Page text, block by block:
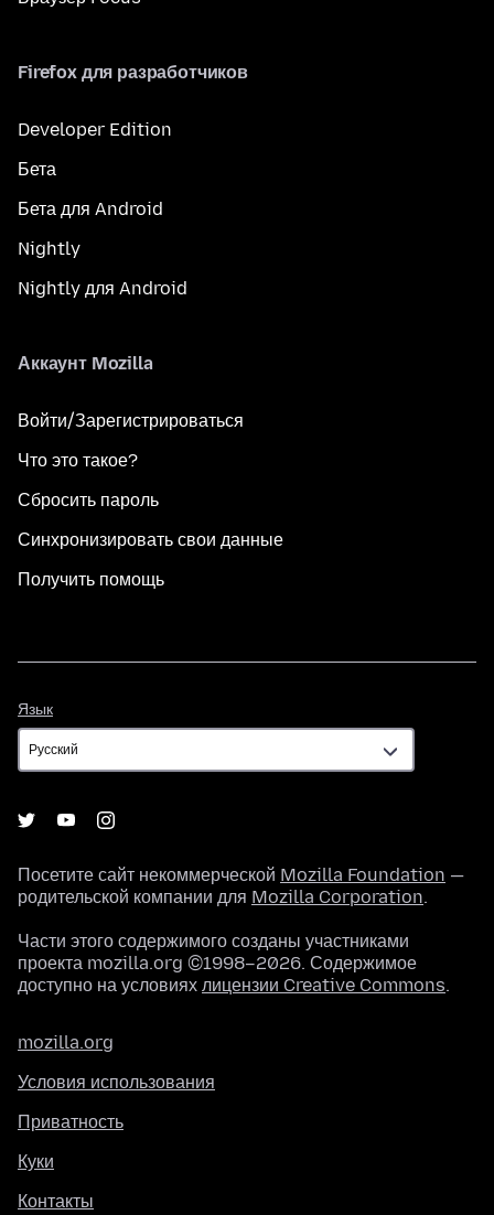
Firefox для разработчиков
Developer Edition
Бета
Бета для Android
Nightly
Nightly для Android
Аккаунт Mozilla
Войти/Зарегистрироваться
Что это такое?
Сбросить пароль
Синхронизировать свои данные
Получить помощь
Язык
Посетите сайт некоммерческой Mozilla Foundation —
родительской компании для Mozilla Corporation.
Части этого содержимого созданы участниками
проекта mozilla.org ©1998–2026. Содержимое
доступно на условиях лицензии Creative Commons.
mozilla.org
Условия использования
Приватность
Куки
Контакты